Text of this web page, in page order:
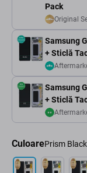
Pack
Original
Samsung
+ Sticlă
Samsung
+ Sticlă
CuloarePrism Black